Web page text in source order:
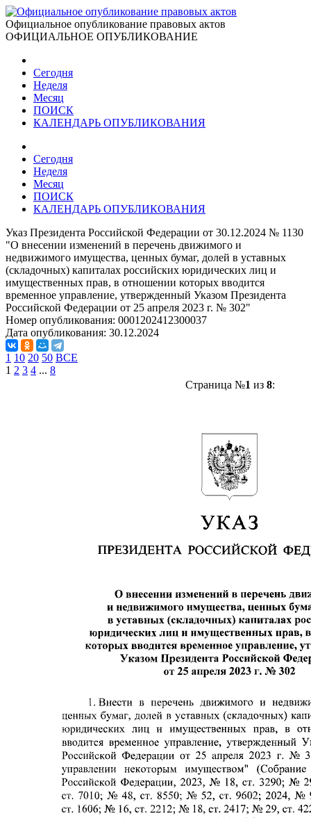
Официальное опубликование правовых актов
ОФИЦИАЛЬНОЕ ОПУБЛИКОВАНИЕ
Сегодня
Неделя
Месяц
ПОИСК
КАЛЕНДАРЬ ОПУБЛИКОВАНИЯ
Сегодня
Неделя
Месяц
ПОИСК
КАЛЕНДАРЬ ОПУБЛИКОВАНИЯ
Указ Президента Российской Федерации от 30.12.2024 № 1130
"О внесении изменений в перечень движимого и
недвижимого имущества, ценных бумаг, долей в уставных
(складочных) капиталах российских юридических лиц и
имущественных прав, в отношении которых вводится
временное управление, утвержденный Указом Президента
Российской Федерации от 25 апреля 2023 г. № 302"
Номер опубликования: 0001202412300037
Дата опубликования: 30.12.2024
1 10 20 50 ВСЕ
1 2 3 4 ... 8
Страница №1 из 8: